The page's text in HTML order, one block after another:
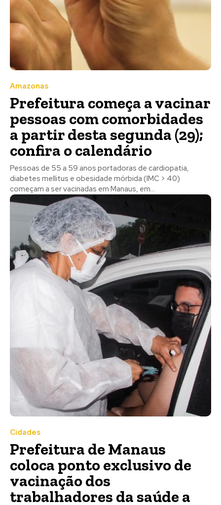
Amazonas
Prefeitura começa a vacinar
pessoas com comorbidades
a partir desta segunda (29);
confira o calendário
Pessoas de 55 a 59 anos portadoras de cardiopatia,
diabetes mellitus e obesidade mórbida (IMC > 40)
começam a ser vacinadas em Manaus, em...
Cidades
Prefeitura de Manaus
coloca ponto exclusivo de
vacinação dos
trabalhadores da saúde a